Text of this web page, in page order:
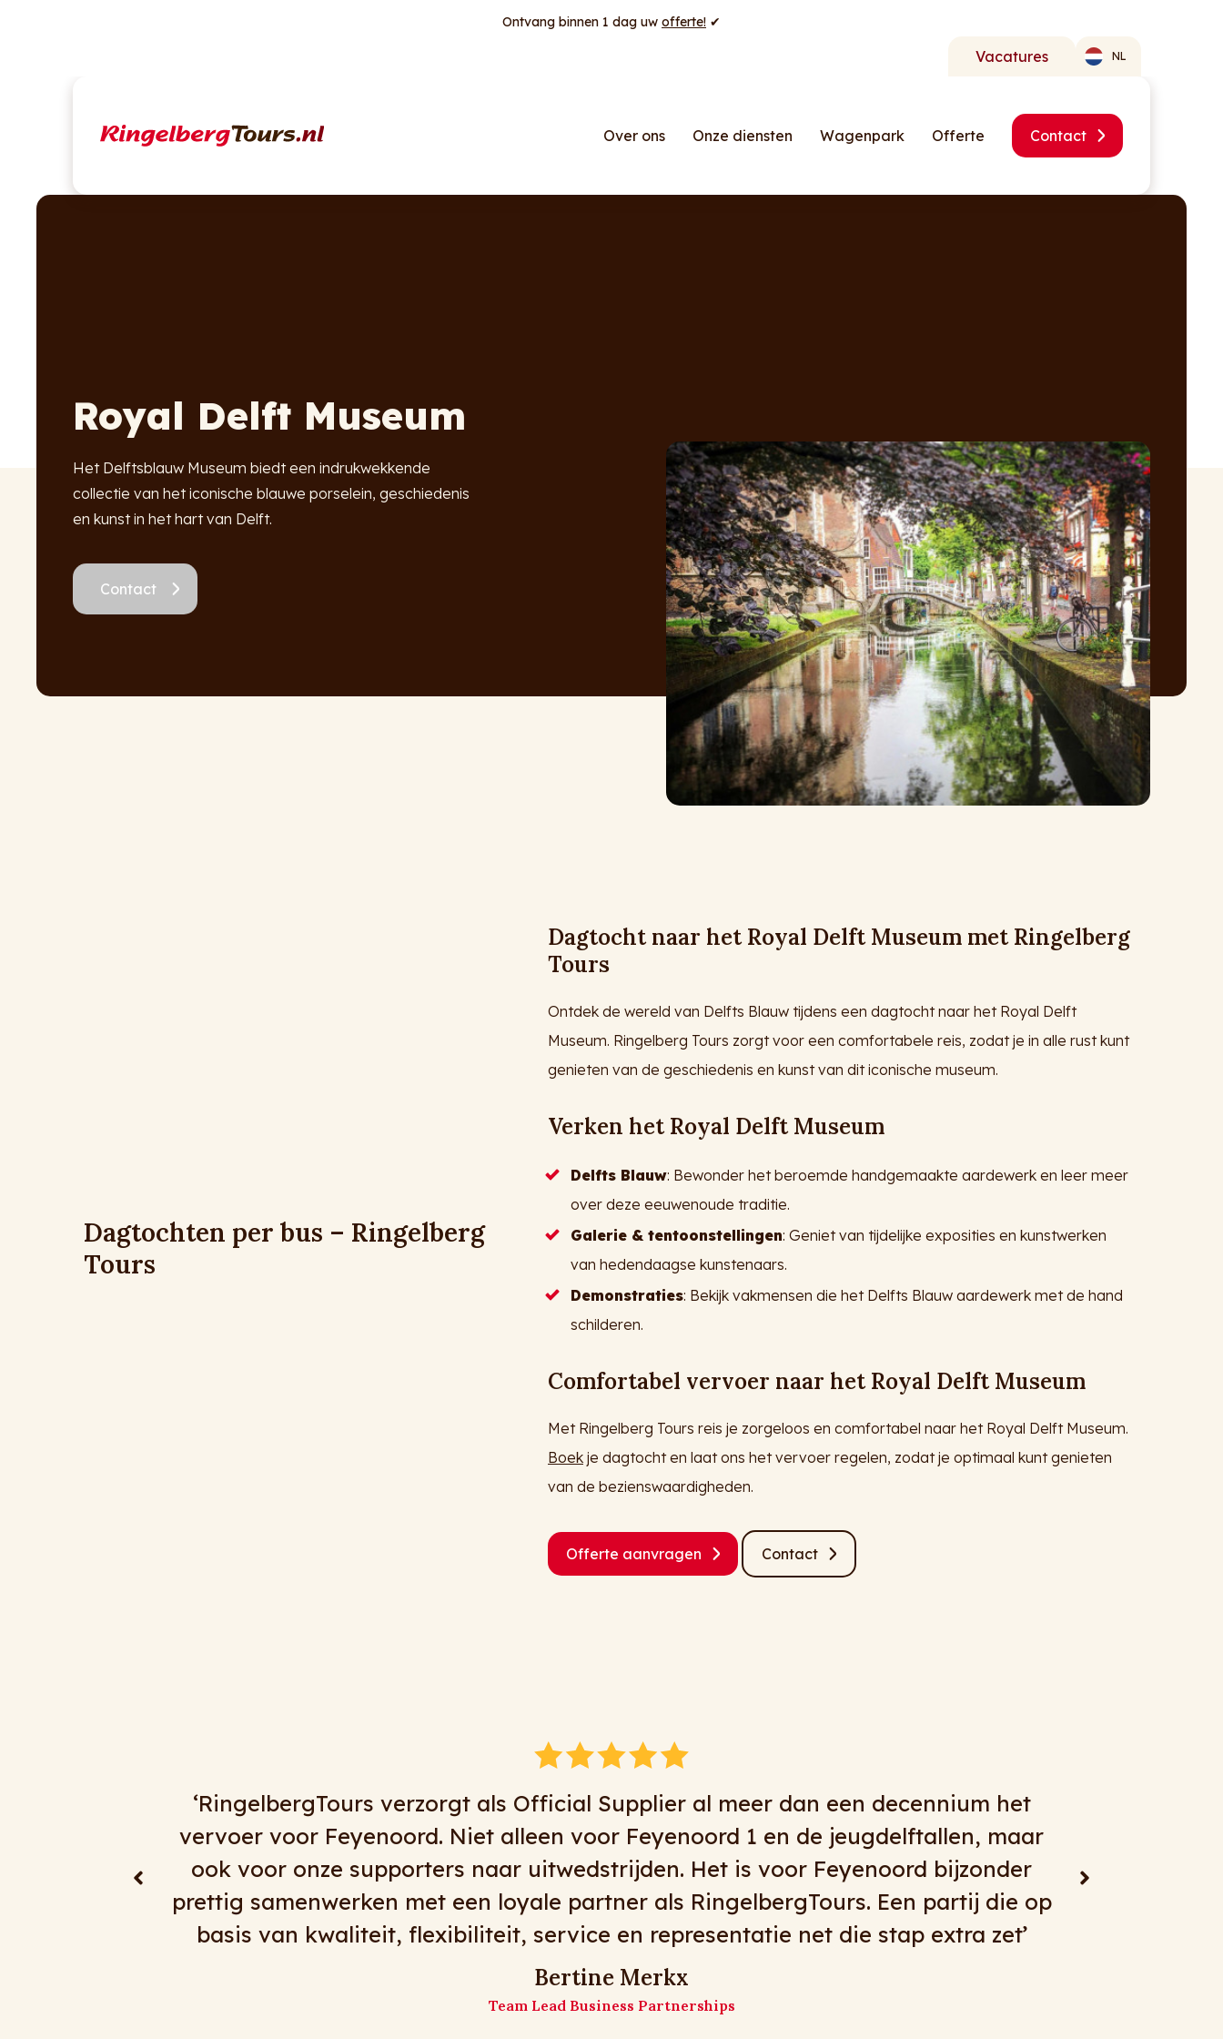
Ontvang binnen 1 dag uw offerte! ✔
Vacatures NL
Over ons Onze diensten Wagenpark Offerte Contact
Royal Delft Museum
Het Delftsblauw Museum biedt een indrukwekkende
collectie van het iconische blauwe porselein, geschiedenis
en kunst in het hart van Delft.
Contact
Dagtochten per bus – Ringelberg
Tours
Dagtocht naar het Royal Delft Museum met Ringelberg
Tours
Ontdek de wereld van Delfts Blauw tijdens een dagtocht naar het Royal Delft
Museum. Ringelberg Tours zorgt voor een comfortabele reis, zodat je in alle rust kunt
genieten van de geschiedenis en kunst van dit iconische museum.
Verken het Royal Delft Museum
Delfts Blauw: Bewonder het beroemde handgemaakte aardewerk en leer meer
over deze eeuwenoude traditie.
Galerie & tentoonstellingen: Geniet van tijdelijke exposities en kunstwerken
van hedendaagse kunstenaars.
Demonstraties: Bekijk vakmensen die het Delfts Blauw aardewerk met de hand
schilderen.
Comfortabel vervoer naar het Royal Delft Museum
Met Ringelberg Tours reis je zorgeloos en comfortabel naar het Royal Delft Museum.
Boek je dagtocht en laat ons het vervoer regelen, zodat je optimaal kunt genieten
van de bezienswaardigheden.
Offerte aanvragen Contact
dan een decennium het
de jeugdelftallen, maar
Feyenoord bijzonder
Een partij die op
net die stap extra zet’
‘Al jaren doen wij naar volle tevredenheid zaken met RingelbergTours. Alles kan en
alles mag, tenminste het meeste dan . Voor korte transfers, dagtochten, meerdaagse
reizen, goede chauffeurs, flexibiliteit en mooie bussen moet je bij RingelbergTours
zijn! Op naar nog vele jaren!
De meiden van Matz Travel